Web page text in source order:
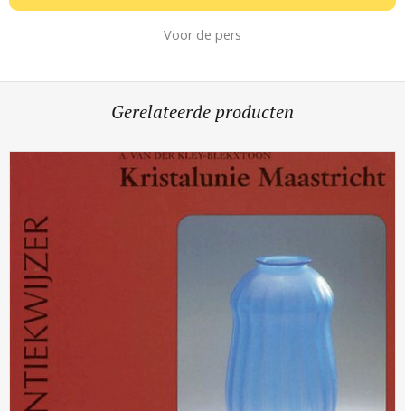
Voor de pers
Gerelateerde producten